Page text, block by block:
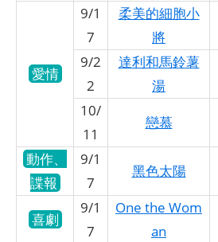
愛情
9/1
7
柔美的細胞小
將
9/2
2
達利和馬鈴薯
湯
10/
11
戀慕
動作、
諜報
9/1
7
黑色太陽
喜劇
9/1
7
One the Wom
an